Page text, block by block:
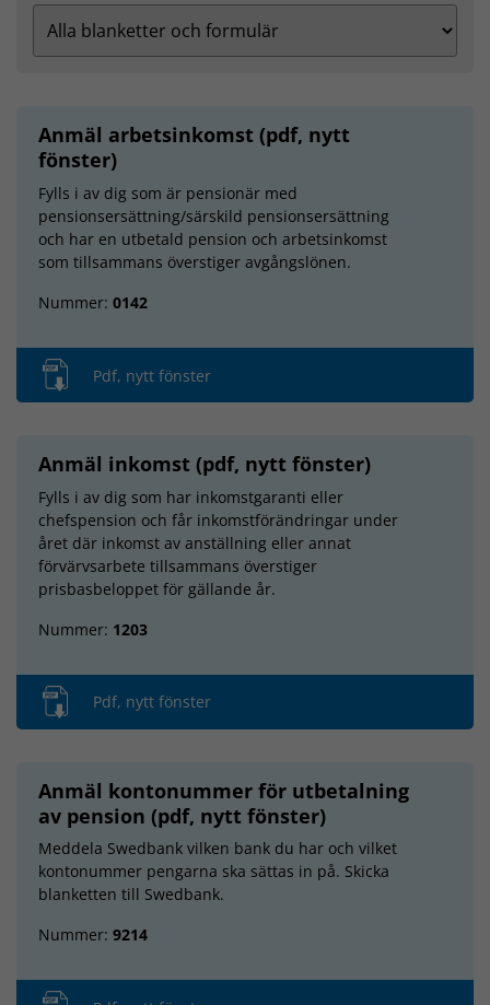
Anmäl arbetsinkomst (pdf, nytt
fönster)
Fylls i av dig som är pensionär med
pensionsersättning/särskild pensionsersättning
och har en utbetald pension och arbetsinkomst
som tillsammans överstiger avgångslönen.
Nummer: 0142
Pdf, nytt fönster
Anmäl inkomst (pdf, nytt fönster)
Fylls i av dig som har inkomstgaranti eller
chefspension och får inkomstförändringar under
året där inkomst av anställning eller annat
förvärvsarbete tillsammans överstiger
prisbasbeloppet för gällande år.
Nummer: 1203
Pdf, nytt fönster
Anmäl kontonummer för utbetalning
av pension (pdf, nytt fönster)
Meddela Swedbank vilken bank du har och vilket
kontonummer pengarna ska sättas in på. Skicka
blanketten till Swedbank.
Nummer: 9214